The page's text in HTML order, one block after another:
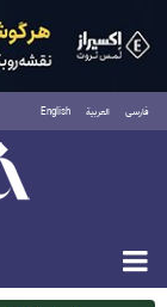
فارسی العربية English